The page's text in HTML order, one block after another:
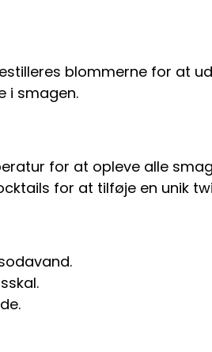
blommerne for at
i smagen.
for at opleve alle
for at tilføje en unik